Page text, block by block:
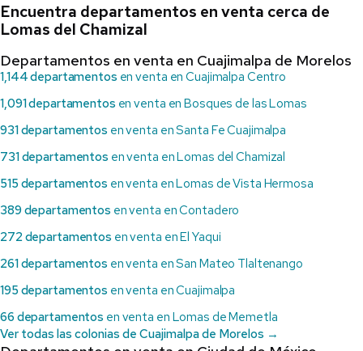
Encuentra departamentos en venta cerca de
Lomas del Chamizal
Departamentos en venta en Cuajimalpa de Morelos
1,144 departamentos en venta en Cuajimalpa Centro
1,091 departamentos en venta en Bosques de las Lomas
931 departamentos en venta en Santa Fe Cuajimalpa
731 departamentos en venta en Lomas del Chamizal
515 departamentos en venta en Lomas de Vista Hermosa
389 departamentos en venta en Contadero
272 departamentos en venta en El Yaqui
261 departamentos en venta en San Mateo Tlaltenango
195 departamentos en venta en Cuajimalpa
66 departamentos en venta en Lomas de Memetla
Ver todas las colonias de Cuajimalpa de Morelos →